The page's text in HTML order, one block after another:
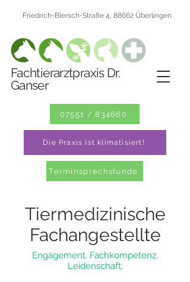
Terminsprechstunde
07551 / 834660
Fachtierarztpraxis Dr.
Ganser
Friedrich-Blersch-Straße 4, 88662 Überlingen
Die Praxis ist klimatisiert!
Tiermedizinische
Fachangestellte
Engagement. Fachkompetenz.
Leidenschaft.